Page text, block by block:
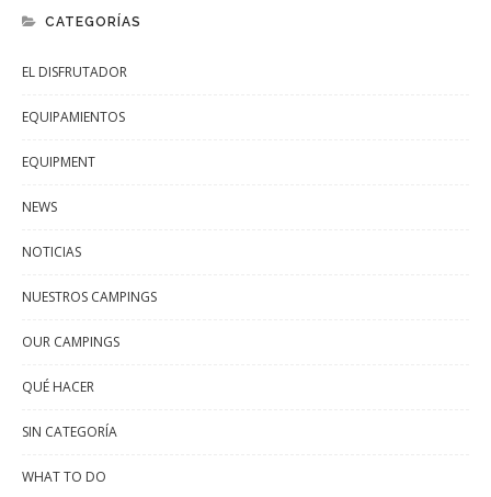
CATEGORÍAS
EL DISFRUTADOR
EQUIPAMIENTOS
EQUIPMENT
NEWS
NOTICIAS
NUESTROS CAMPINGS
OUR CAMPINGS
QUÉ HACER
SIN CATEGORÍA
WHAT TO DO